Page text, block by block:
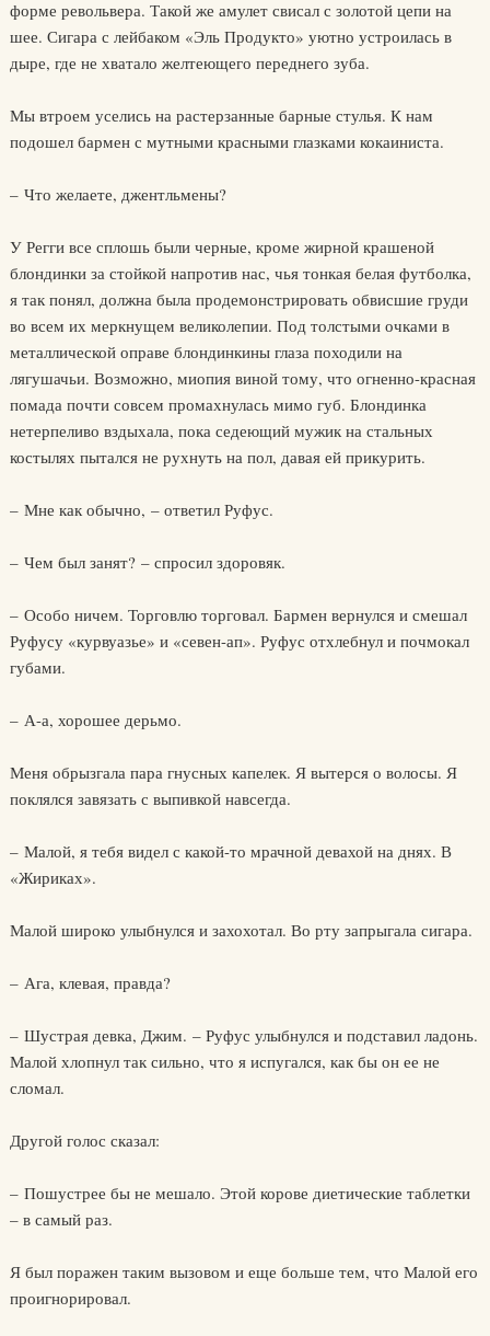
форме револьвера. Такой же амулет свисал с золотой цепи на
шее. Сигара с лейбаком «Эль Продукто» уютно устроилась в
дыре, где не хватало желтеющего переднего зуба.
Мы втроем уселись на растерзанные барные стулья. К нам
подошел бармен с мутными красными глазками кокаиниста.
– Что желаете, джентльмены?
У Регги все сплошь были черные, кроме жирной крашеной
блондинки за стойкой напротив нас, чья тонкая белая футболка,
я так понял, должна была продемонстрировать обвисшие груди
во всем их меркнущем великолепии. Под толстыми очками в
металлической оправе блондинкины глаза походили на
лягушачьи. Возможно, миопия виной тому, что огненно-красная
помада почти совсем промахнулась мимо губ. Блондинка
нетерпеливо вздыхала, пока седеющий мужик на стальных
костылях пытался не рухнуть на пол, давая ей прикурить.
– Мне как обычно, – ответил Руфус.
– Чем был занят? – спросил здоровяк.
– Особо ничем. Торговлю торговал. Бармен вернулся и смешал
Руфусу «курвуазье» и «севен-ап». Руфус отхлебнул и почмокал
губами.
– А-а, хорошее дерьмо.
Меня обрызгала пара гнусных капелек. Я вытерся о волосы. Я
поклялся завязать с выпивкой навсегда.
– Малой, я тебя видел с какой-то мрачной девахой на днях. В
«Жириках».
Малой широко улыбнулся и захохотал. Во рту запрыгала сигара.
– Ага, клевая, правда?
– Шустрая девка, Джим. – Руфус улыбнулся и подставил ладонь.
Малой хлопнул так сильно, что я испугался, как бы он ее не
сломал.
Другой голос сказал:
– Пошустрее бы не мешало. Этой корове диетические таблетки
– в самый раз.
Я был поражен таким вызовом и еще больше тем, что Малой его
проигнорировал.